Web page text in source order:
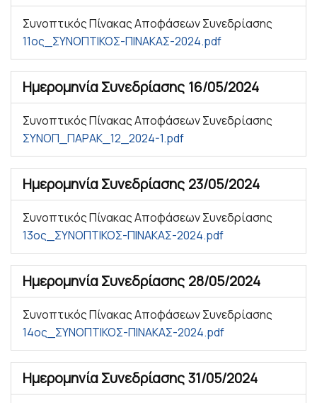
Συνοπτικός Πίνακας Αποφάσεων Συνεδρίασης
11ος_ΣΥΝΟΠΤΙΚΟΣ-ΠΙΝΑΚΑΣ-2024.pdf
Ημερομηνία Συνεδρίασης 16/05/2024
Συνοπτικός Πίνακας Αποφάσεων Συνεδρίασης
ΣΥΝΟΠ_ΠΑΡΑΚ_12_2024-1.pdf
Ημερομηνία Συνεδρίασης 23/05/2024
Συνοπτικός Πίνακας Αποφάσεων Συνεδρίασης
13ος_ΣΥΝΟΠΤΙΚΟΣ-ΠΙΝΑΚΑΣ-2024.pdf
Ημερομηνία Συνεδρίασης 28/05/2024
Συνοπτικός Πίνακας Αποφάσεων Συνεδρίασης
14ος_ΣΥΝΟΠΤΙΚΟΣ-ΠΙΝΑΚΑΣ-2024.pdf
Ημερομηνία Συνεδρίασης31/05/2024